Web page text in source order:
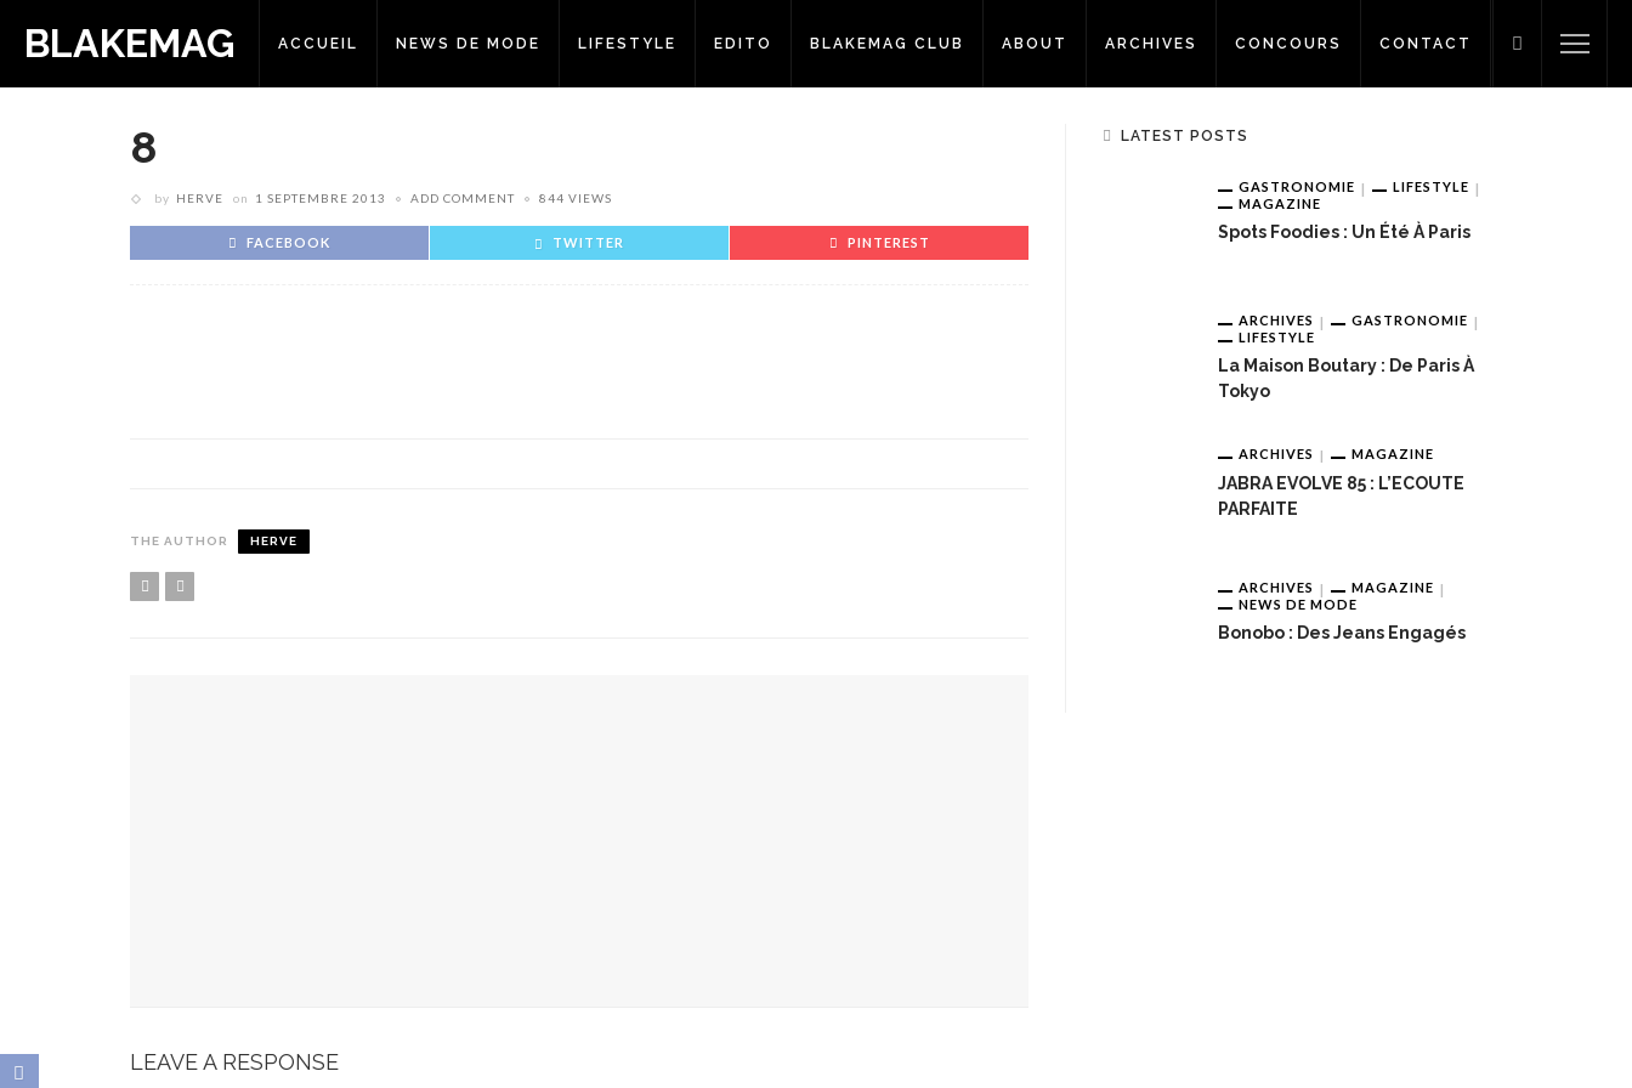
BLAKEMAG ACCUEIL NEWS DE MODE LIFESTYLE EDITO BLAKEMAG CLUB ABOUT ARCHIVES CONCOURS CONTACT
8
by HERVE on 1 SEPTEMBRE 2013 ADD COMMENT 844 VIEWS
FACEBOOK TWITTER PINTEREST
THE AUTHOR HERVE
LEAVE A RESPONSE
LATEST POSTS
GASTRONOMIE
LIFESTYLE
MAGAZINE
Spots Foodies : Un Été À Paris
ARCHIVES
GASTRONOMIE
LIFESTYLE
La Maison Boutary : De Paris À
Tokyo
ARCHIVES MAGAZINE
JABRA EVOLVE 85 : L’ECOUTE
PARFAITE
ARCHIVES
MAGAZINE
NEWS DE MODE
Bonobo : Des Jeans Engagés